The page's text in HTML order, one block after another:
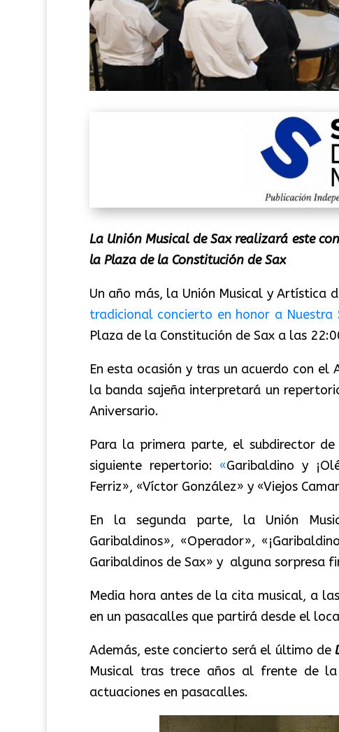
La Unión Musical de Sax realizará este
la Plaza de la Constitución de Sax
Un año más, la Unión Musical y Artística
tradicional concierto en honor a Nuestra
Plaza de la Constitución de Sax a las
En esta ocasión y tras un acuerdo con el
la banda sajeña interpretará un
Aniversario.
Para la primera parte, el subdirector
siguiente repertorio: «Garibaldino y
Ferriz», «Víctor González» y «Viejos
En la segunda parte, la Unión
Garibaldinos», «Operador»,
Garibaldinos de Sax» y alguna sorpresa
Media hora antes de la cita musical, a
en un pasacalles que partirá desde el
Además, este concierto será el último de
Musical tras trece años al frente de la
actuaciones en pasacalles.